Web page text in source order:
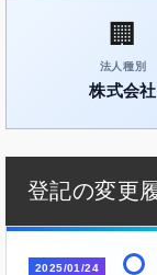
🏢
法人種別
株式会社
登記の変更
2025/01/24